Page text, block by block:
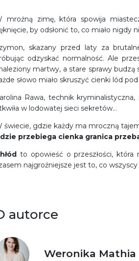
mroźną zimę, która spowija
by odsłonić to, co miało nigdy
skazany przed laty za
odzyskać normalność. Ale
martwy, a stare sprawy budzą
słowo miało skruszyć cienki lód
Rawa, technik
w lodowatej sieci sekretów…
świecie, gdzie każdy ma mroczną
przebiega cienka granica
to opowieść o przeszłości,
najgroźniejsze jest to, co
autorce
Weronika Mathia